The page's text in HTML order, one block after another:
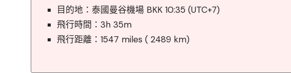
目的地：泰國曼谷機場 BKK 10:35 (UTC+7)
飛行時間：3h 35m
飛行距離：1547 miles ( 2489 km)